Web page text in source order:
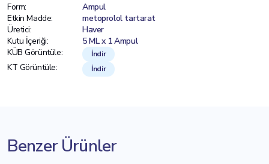
Form:
Ampul
Etkin Madde:
metoprolol tartarat
Üretici:
Haver
Kutu İçeriği:
5 ML x 1 Ampul
KÜB Görüntüle:
İndir
KT Görüntüle: İndir
Benzer Ürünler